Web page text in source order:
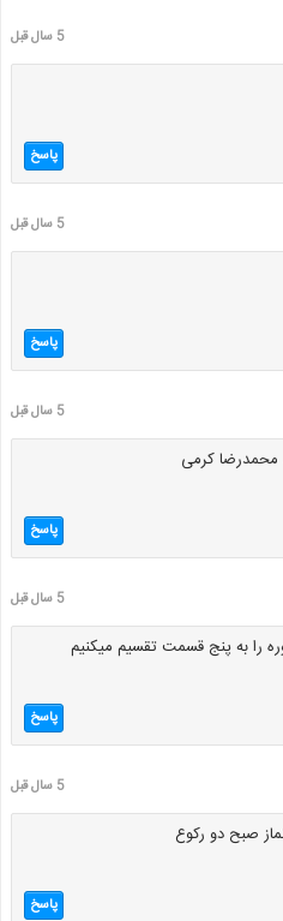
5 سال قبل
پاسخ
5 سال قبل
پاسخ
5 سال قبل
محمدرضا کرمی
پاسخ
5 سال قبل
را به پنج قسمت تقسیم میکنیم
پاسخ
5 سال قبل
صبح دو رکوع
پاسخ